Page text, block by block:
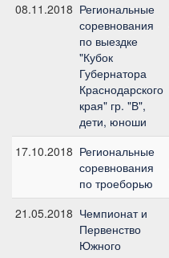
08.11.2018 Региональные
соревнования
по выездке
"Кубок
Губернатора
Краснодарского
края" гр. "В",
дети, юноши
17.10.2018 Региональные
соревнования
по троеборью
21.05.2018 Чемпионат и
Первенство
Южного